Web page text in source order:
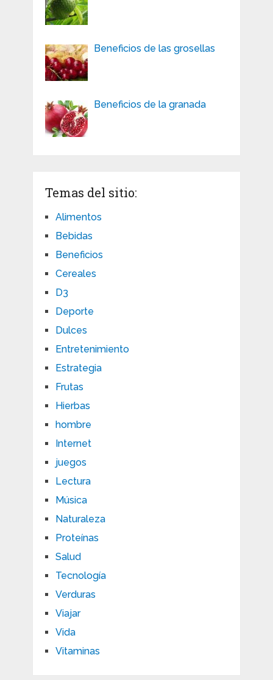
Beneficios de las grosellas
Beneficios de la granada
Temas del sitio:
Alimentos
Bebidas
Beneficios
Cereales
D3
Deporte
Dulces
Entretenimiento
Estrategia
Frutas
Hierbas
hombre
Internet
juegos
Lectura
Música
Naturaleza
Proteínas
Salud
Tecnología
Verduras
Viajar
Vida
Vitaminas